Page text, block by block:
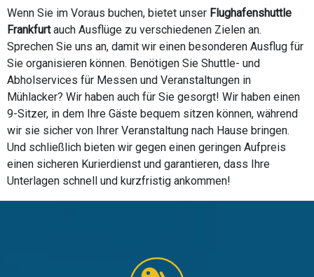
Wenn Sie im Voraus buchen, bietet unser Flughafenshuttle
Frankfurtauch Ausflüge zu verschiedenen Zielen an.
Sprechen Sie uns an, damit wir einen besonderen Ausflug für
Sie organisieren können. Benötigen Sie Shuttle- und
Abholservices für Messen und Veranstaltungen in
Mühlacker? Wir haben auch für Sie gesorgt! Wir haben einen
9-Sitzer, in dem Ihre Gäste bequem sitzen können, während
wir sie sicher von Ihrer Veranstaltung nach Hause bringen.
Und schließlich bieten wir gegen einen geringen Aufpreis
einen sicheren Kurierdienst und garantieren, dass Ihre
Unterlagen schnell und kurzfristig ankommen!